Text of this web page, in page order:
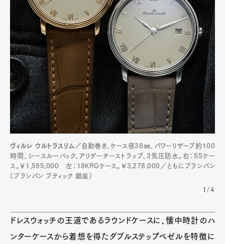
ヴィルレ ウルトラスリム／ 自動巻き、ケース径38㎜、パワーリザーブ約100
時間、シースルーバック、アリゲーターストラップ、3気圧防水。右：SSケー
ス。￥1,595,000 左：18KRGケース。￥3,278,000／ともにブランパン
（ブランパン ブティック 銀座）
1/4
ドレスウォッチの王道であるラウンドケースに、懐中時計のハ
ンターケースから着想を得たダブルステップベゼルを特徴に